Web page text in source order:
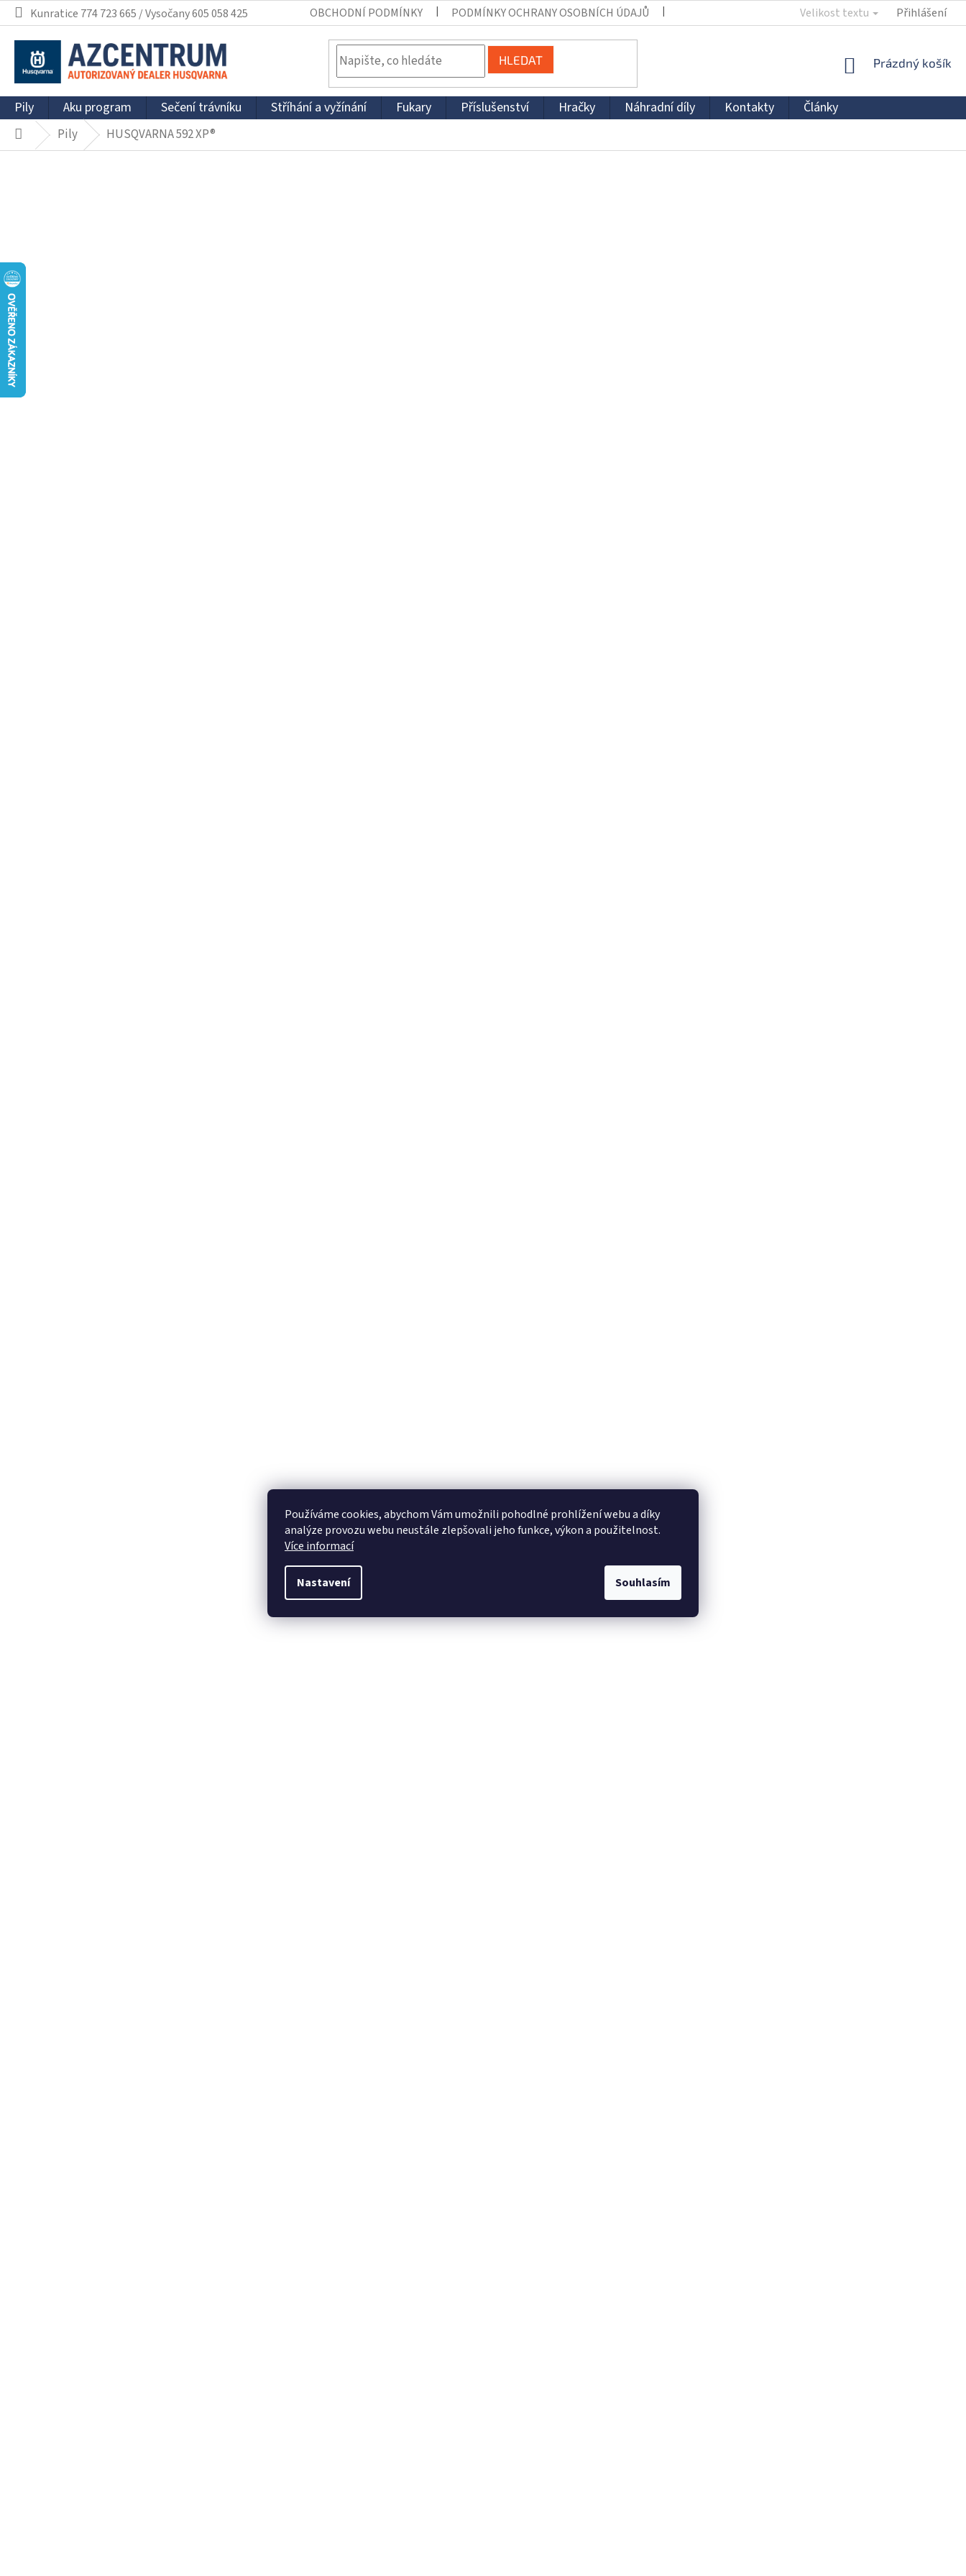
Používáme cookies, abychom Vám umožnili pohodlné prohlížení webu a díky
analýze provozu webu neustále zlepšovali jeho funkce, výkon a použitelnost.
Více informací
Nastavení Souhlasím
Přejít
na
obsah
Kunratice 774 723 665 / Vysočany 605 058 425 OBCHODNÍ PODMÍNKY PODMÍNKY OCHRANY OSOBNÍCH ÚDAJŮ Velikost textu Přihlášení
HLEDAT
NÁKUPNÍ
Prázdný košík
Pily Aku program Sečení trávníku Stříhání a vyžínání Fukary Příslušenství Hračky Náhradní díly Kontakty Články
DomůPily HUSQVARNA 592 XP®